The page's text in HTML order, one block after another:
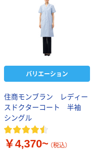
バリエーション
住商モンブラン レディー
スドクターコート 半袖
シングル
￥4,370~ （税込）